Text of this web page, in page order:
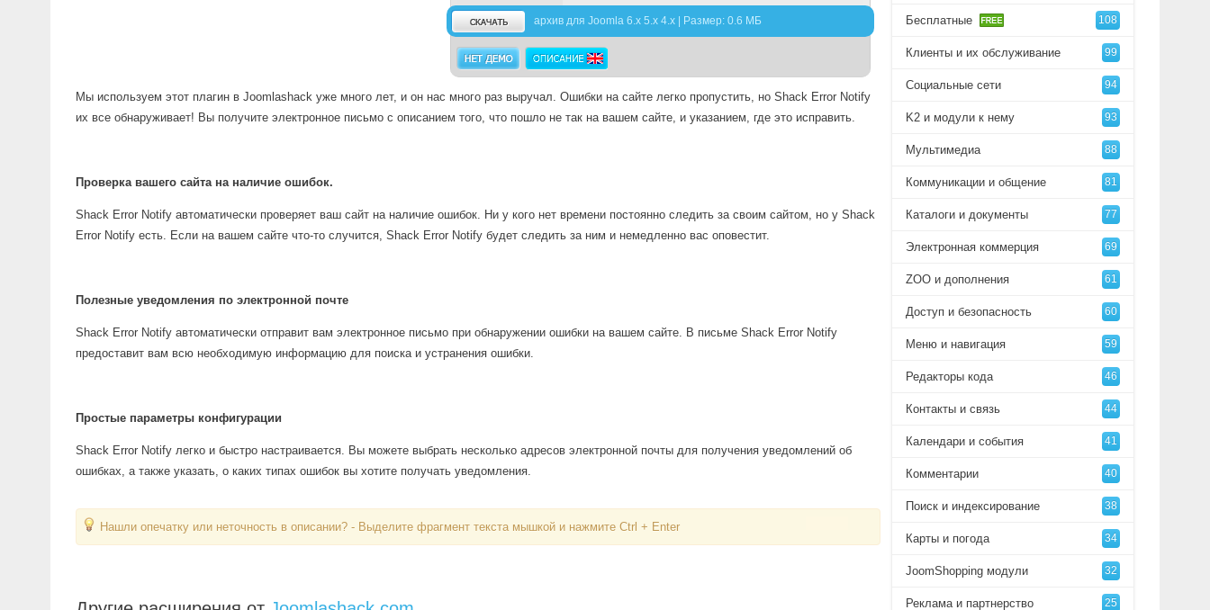
архив для Joomla 6.x 5.x 4.x | Размер: 0.6 МБ
Мы используем этот плагин в Joomlashack уже много лет, и он нас много раз выручал. Ошибки на сайте легко пропустить, но Shack Error Notify
их все обнаруживает! Вы получите электронное письмо с описанием того, что пошло не так на вашем сайте, и указанием, где это исправить.
Проверка вашего сайта на наличие ошибок.
Shack Error Notify автоматически проверяет ваш сайт на наличие ошибок. Ни у кого нет времени постоянно следить за своим сайтом, но у Shack
Error Notify есть. Если на вашем сайте что-то случится, Shack Error Notify будет следить за ним и немедленно вас оповестит.
Полезные уведомления по электронной почте
Shack Error Notify автоматически отправит вам электронное письмо при обнаружении ошибки на вашем сайте. В письме Shack Error Notify
предоставит вам всю необходимую информацию для поиска и устранения ошибки.
Простые параметры конфигурации
Shack Error Notify легко и быстро настраивается. Вы можете выбрать несколько адресов электронной почты для получения уведомлений об
ошибках, а также указать, о каких типах ошибок вы хотите получать уведомления.
Нашли опечатку или неточность в описании? - Выделите фрагмент текста мышкой и нажмите Ctrl + Enter
Бесплатные 108
Клиенты и их обслуживание 99
Социальные сети 94
K2 и модули к нему 93
Мультимедиа 88
Коммуникации и общение 81
Каталоги и документы 77
Электронная коммерция 69
ZOO и дополнения 61
Доступ и безопасность 60
Меню и навигация 59
Редакторы кода 46
Контакты и связь 44
Календари и события 41
Комментарии 40
Поиск и индексирование 38
Карты и погода 34
JoomShopping модули 32
Реклама и партнерство 25
Вход